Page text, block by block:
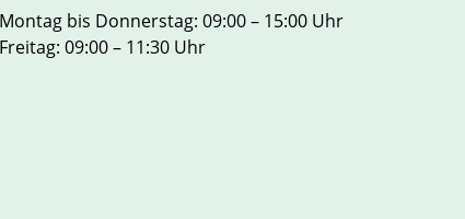
Montag bis Donnerstag: 09:00 – 15:00 Uhr
Freitag: 09:00 – 11:30 Uhr